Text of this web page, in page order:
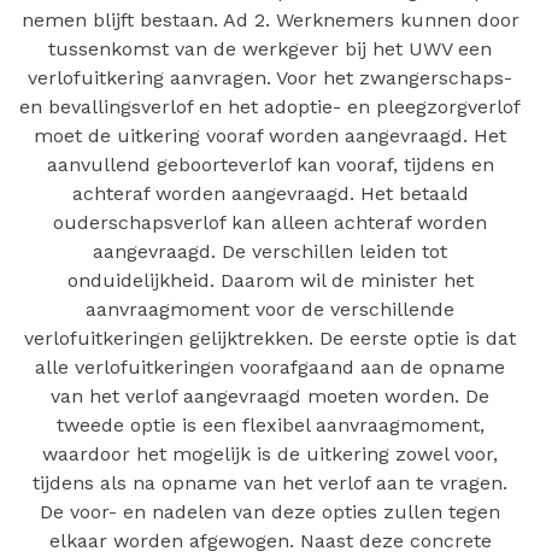
nemen blijft bestaan. Ad 2. Werknemers kunnen door
tussenkomst van de werkgever bij het UWV een
verlofuitkering aanvragen. Voor het zwangerschaps-
en bevallingsverlof en het adoptie- en pleegzorgverlof
moet de uitkering vooraf worden aangevraagd. Het
aanvullend geboorteverlof kan vooraf, tijdens en
achteraf worden aangevraagd. Het betaald
ouderschapsverlof kan alleen achteraf worden
aangevraagd. De verschillen leiden tot
onduidelijkheid. Daarom wil de minister het
aanvraagmoment voor de verschillende
verlofuitkeringen gelijktrekken. De eerste optie is dat
alle verlofuitkeringen voorafgaand aan de opname
van het verlof aangevraagd moeten worden. De
tweede optie is een flexibel aanvraagmoment,
waardoor het mogelijk is de uitkering zowel voor,
tijdens als na opname van het verlof aan te vragen.
De voor- en nadelen van deze opties zullen tegen
elkaar worden afgewogen. Naast deze concrete